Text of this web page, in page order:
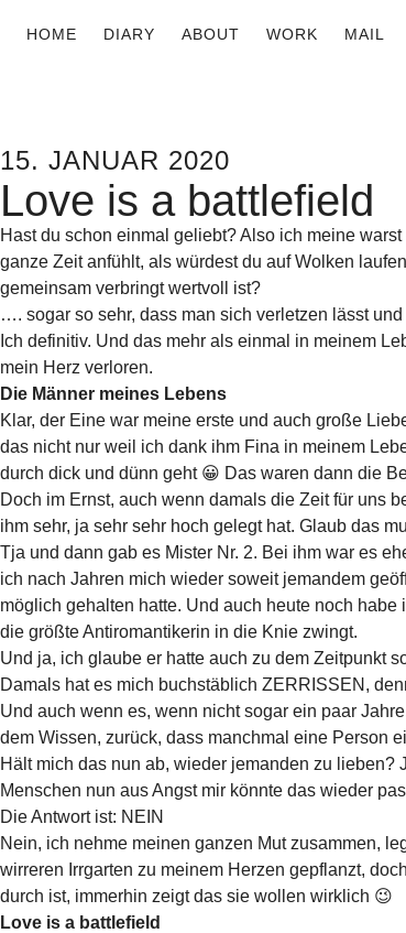
HOME DIARY ABOUT WORK MAIL
15. JANUAR 2020
Love is a battlefield
Hast du schon einmal geliebt? Also ich meine
ganze Zeit anfühlt, als würdest du auf Wolken
gemeinsam verbringt wertvoll ist?
…. sogar so sehr, dass man sich verletzen lässt
Ich definitiv. Und das mehr als einmal in meinem
mein Herz verloren.
Die Männer meines Lebens
Klar, der Eine war meine erste und auch große
das nicht nur weil ich dank ihm Fina in meinem
durch dick und dünn geht 😀 Das waren dann die
Doch im Ernst, auch wenn damals die Zeit für uns
ihm sehr, ja sehr sehr hoch gelegt hat. Glaub das
Tja und dann gab es Mister Nr. 2. Bei ihm war es
ich nach Jahren mich wieder soweit jemandem
möglich gehalten hatte. Und auch heute noch
die größte Antiromantikerin in die Knie zwingt.
Und ja, ich glaube er hatte auch zu dem Zeitpunkt
Damals hat es mich buchstäblich ZERRISSEN,
Und auch wenn es, wenn nicht sogar ein paar
dem Wissen, zurück, dass manchmal eine Person
Hält mich das nun ab, wieder jemanden zu
Menschen nun aus Angst mir könnte das wieder
Die Antwort ist: NEIN
Nein, ich nehme meinen ganzen Mut zusammen,
wirreren Irrgarten zu meinem Herzen gepflanzt,
durch ist, immerhin zeigt das sie wollen wirklich 😉
Love is a battlefield